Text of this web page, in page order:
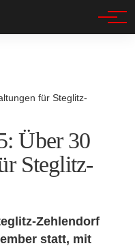
für Steglitz-
Über 30
Steglitz-
Zehlendorf
statt, mit